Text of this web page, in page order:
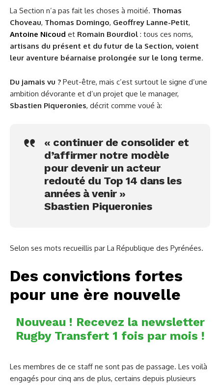
La Section n’a pas fait les choses à moitié. Thomas
Choveau, Thomas Domingo, Geoffrey Lanne-Petit,
Antoine Nicoud et Romain Bourdiol : tous ces noms,
artisans du présent et du futur de la Section, voient
leur aventure béarnaise prolongée sur le long terme.
Du jamais vu ? Peut-être, mais c’est surtout le signe d’une
ambition dévorante et d’un projet que le manager,
Sbastien Piqueronies, décrit comme voué à:
« continuer de consolider et
d’affirmer notre modèle
pour devenir un acteur
redouté du Top 14 dans les
années à venir »
Sbastien Piqueronies
Selon ses mots recueillis par La République des Pyrénées.
Des convictions fortes
pour une ère nouvelle
Nouveau ! Recevez la newsletter
Rugby Transfert 1 fois par mois !
Les membres de ce staff ne sont pas de passage. Les voilà
engagés pour cinq ans de plus, certains depuis plusieurs